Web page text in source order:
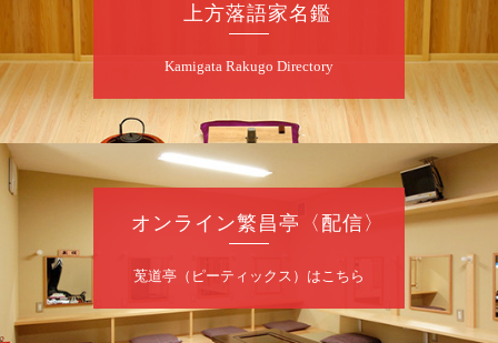
第2回 智之介・力造 二人会
笑福亭智之介「昭和任侠伝」「天王寺詣り」
／桂力造「桃太郎」「本膳」／桂二豆「開口
一番」
開演：午前10時（9時30分
開場 ）
前売2,000円 当日 2,500円
お問合せ：智之介・力造 二人会事務局 090-
昼
桂九寿玉／露の瑞／桂きん太郎／いわみせい
上方落語家名鑑
Kamigata Rakugo Directory
オンライン繁昌亭〈配信〉
莵道亭（ピーティックス）はこちら